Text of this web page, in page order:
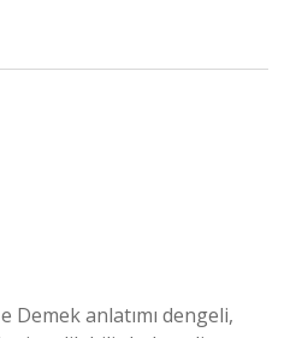
Demek anlatımı dengeli,